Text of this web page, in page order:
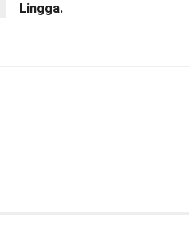
Lingga.